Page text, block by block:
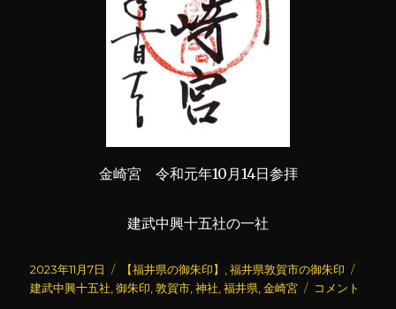
金崎宮 令和元年10月14日参拝
建武中興十五社の一社
投
稿
2023年11月7日
カ
テ
【福井県の御朱印】 ,福井県敦賀市の御朱印
建武中興十五社 ,御朱印 ,敦賀市 ,神社 ,福井県 ,金崎宮
金
コメント